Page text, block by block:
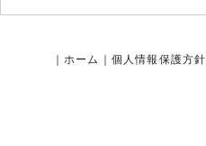
ホーム 個人情報保護方針